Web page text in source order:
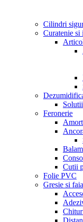
Cilindri
Curatenie si
Feronerie
Cutii
Folie PVC
Gresie si